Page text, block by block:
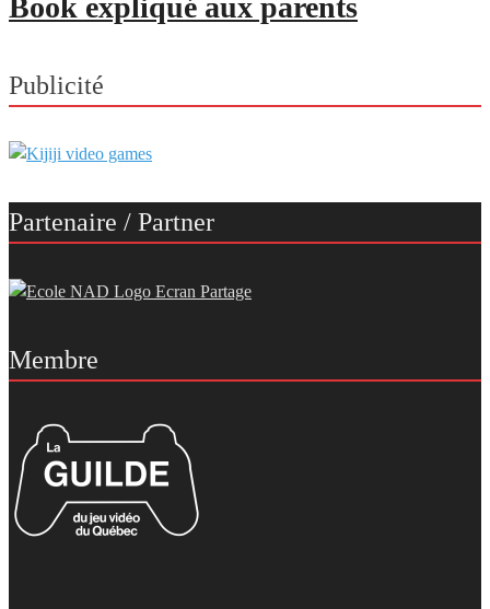
Publicité
Partenaire / Partner
Membre